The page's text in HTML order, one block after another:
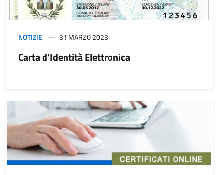
NOTIZIE 31 MARZO 2023
Carta d'Identità Elettronica